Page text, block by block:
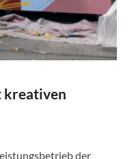
kreativen
der